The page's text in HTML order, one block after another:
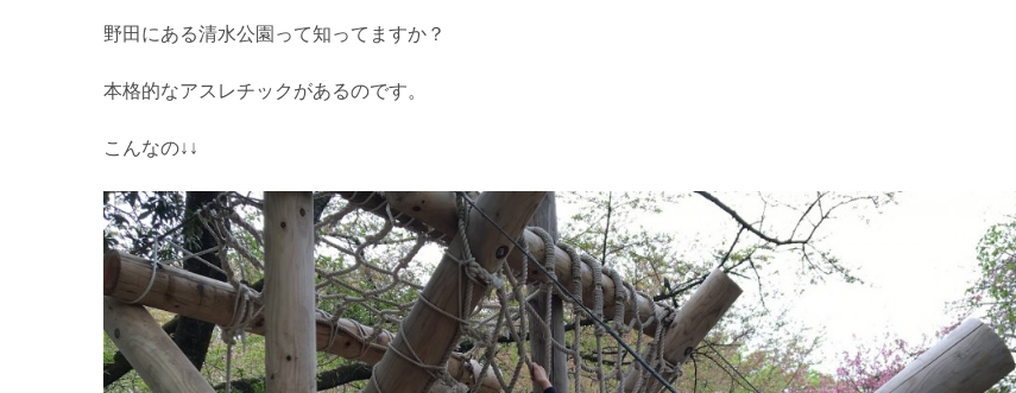
野田にある清水公園って知ってますか？
本格的なアスレチックがあるのです。
こんなの↓↓